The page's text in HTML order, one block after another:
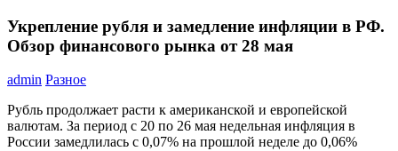
Укрепление рубля и замедление инфляции в РФ.
Обзор финансового рынка от 28 мая
admin Разное
Рубль продолжает расти к американской и европейской
валютам. За период с 20 по 26 мая недельная инфляция в
России замедлилась с 0,07% на прошлой неделе до 0,06%